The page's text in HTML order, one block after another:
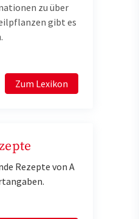
zu über
gibt es
Zum Lexikon
Rezepte von A